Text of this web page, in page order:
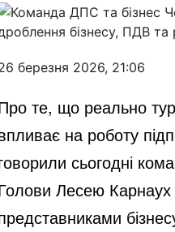
березня 2026, 21:06
те, що реально
на роботу
сьогодні
Лесею